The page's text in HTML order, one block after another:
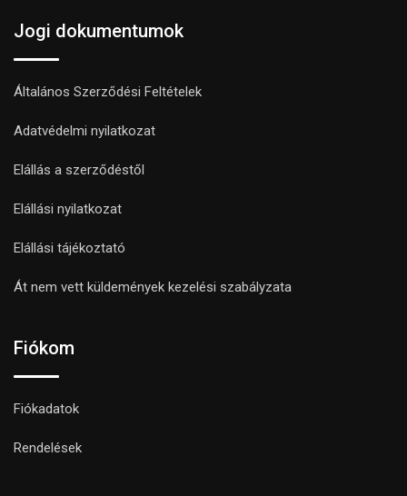
Jogi dokumentumok
Általános Szerződési Feltételek
Adatvédelmi nyilatkozat
Elállás a szerződéstől
Elállási nyilatkozat
Elállási tájékoztató
Át nem vett küldemények kezelési szabályzata
Fiókom
Fiókadatok
Rendelések